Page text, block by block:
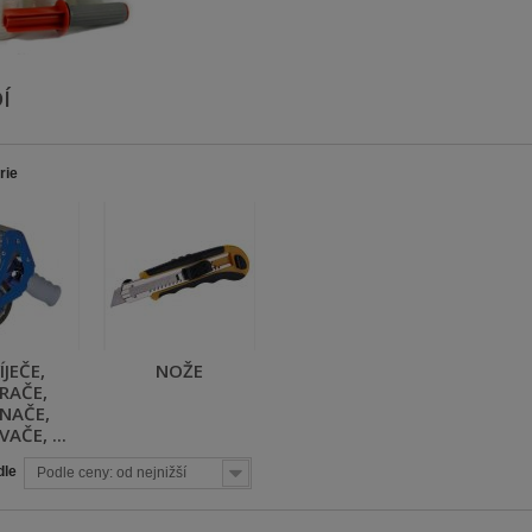
...
NOŽE
Podle ceny: od nejnižší